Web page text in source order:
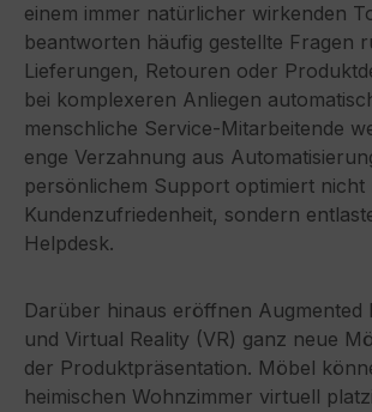
einem immer natürlicher wirkenden
beantworten häufig gestellte Fragen
Lieferungen, Retouren oder
bei komplexeren Anliegen
menschliche Service‑Mitarbeitende
enge Verzahnung aus
persönlichem Support optimiert nicht
Kundenzufriedenheit, sondern
Helpdesk.
Darüber hinaus eröffnen Augmented
und Virtual Reality (VR) ganz neue
der Produktpräsentation. Möbel
heimischen Wohnzimmer virtuell